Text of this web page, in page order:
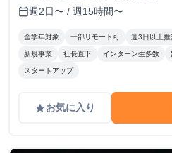
calendar_today週2日〜 / 週15時間〜
全学年対象 一部リモート可 週3日以上推
新規事業 社長直下 インターン生多数
スタートアップ
gradeお気に入り